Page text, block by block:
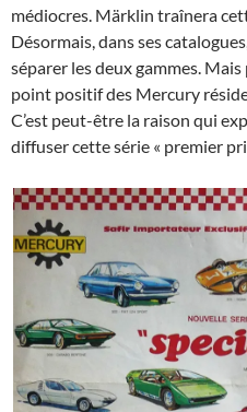
médiocres. Märklin traînera
Désormais, dans ses
séparer les deux gammes.
point positif des Mercury
C’est peut-être la raison qui
diffuser cette série « premier